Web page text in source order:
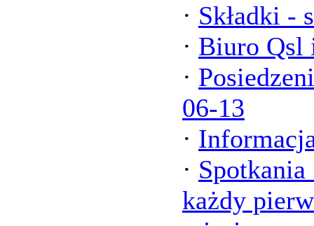
· Składki -
· Biuro Qsl
·
06-13
·
·
każdy